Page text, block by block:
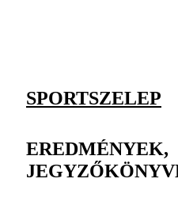
SPORTSZELEP
EREDMÉNYEK,